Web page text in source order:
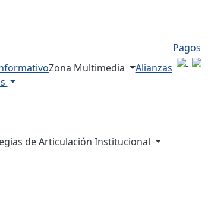
Zona Multimedia
Alianzas
Pagos
de Articulación Institucional